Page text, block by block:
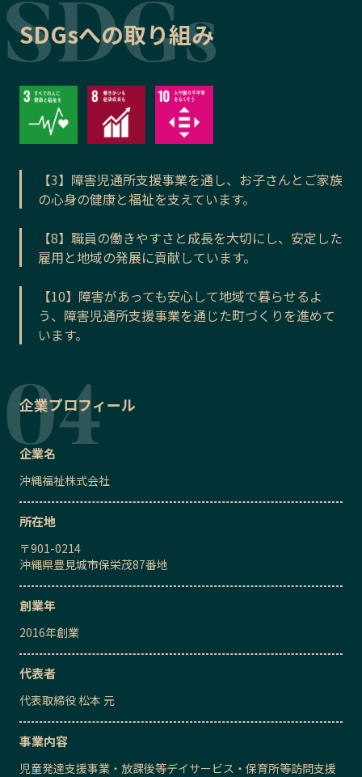
SDGsへの取り組み
【3】障害児通所支援事業を通し、お子さんとご家族
の心身の健康と福祉を支えています。
【8】職員の働きやすさと成長を大切にし、安定した
雇用と地域の発展に貢献しています。
【10】障害があっても安心して地域で暮らせるよ
う、障害児通所支援事業を通じた町づくりを進めて
います。
企業プロフィール
企業名
沖縄福祉株式会社
所在地
〒901-0214
沖縄県豊見城市保栄茂87番地
創業年
2016年創業
代表者
代表取締役松本 元
事業内容
児童発達支援事業・放課後等デイサービス・保育所等訪問支援